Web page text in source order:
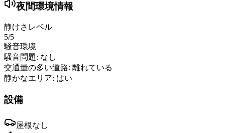
夜間環境情報
静けさレベル
5/5
騒音環境
騒音問題: なし
交通量の多い道路: 離れている
静かなエリア: はい
設備
屋根なし